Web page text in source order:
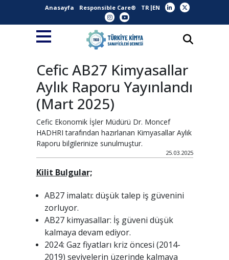
Anasayfa Responsible Care® TR EN
Cefic AB27 Kimyasallar
Aylık Raporu Yayınlandı
(Mart 2025)
Cefic Ekonomik İşler Müdürü Dr. Moncef
HADHRI tarafından hazırlanan Kimyasallar Aylık
Raporu bilgilerinize sunulmuştur.
25.03.2025
Kilit Bulgular;
AB27 imalatı: düşük talep iş güvenini
zorluyor.
AB27 kimyasallar: İş güveni düşük
kalmaya devam ediyor.
2024: Gaz fiyatları kriz öncesi (2014-
2019) seviyelerin üzerinde kalmaya